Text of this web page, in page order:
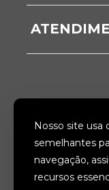
Nota Fiscal
Secretarias
Unidades
Fale
Nosso site usa
semelhantes
navegação,
recursos